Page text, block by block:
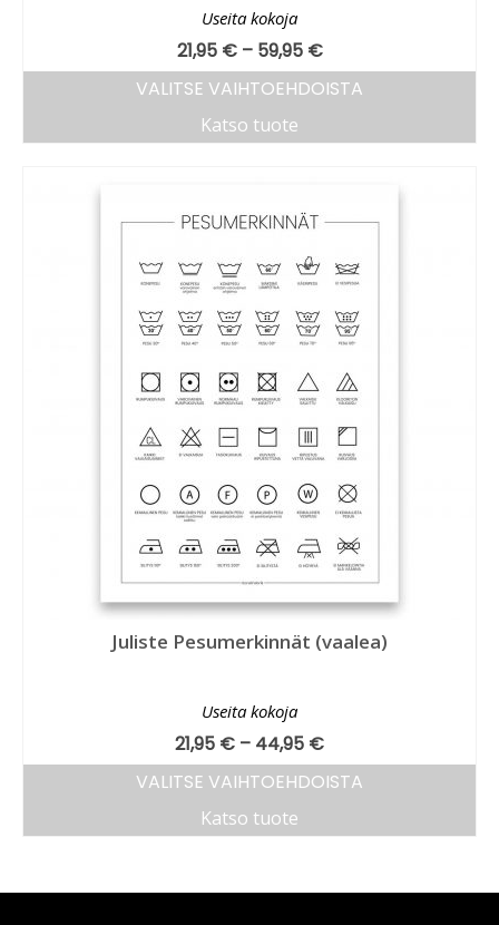
Useita kokoja
21,95 € – 59,95 €
VALITSE VAIHTOEHDOISTA
Katso tuote
Juliste Pesumerkinnät (vaalea)
Useita kokoja
21,95 € – 44,95 €
VALITSE VAIHTOEHDOISTA
Katso tuote